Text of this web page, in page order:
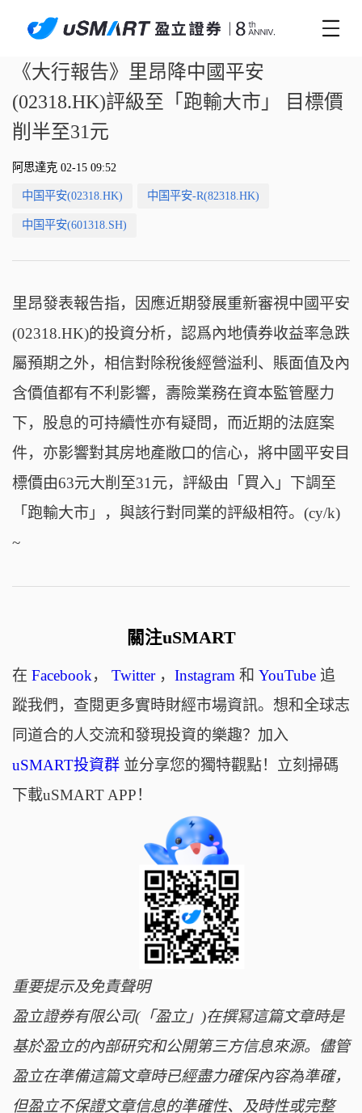
《大行報告》里昂降中國平安
(02318.HK)評級至「跑輸大市」 目標價
削半至31元
阿思達克 02-15 09:52
中国平安(02318.HK) 中国平安-R(82318.HK)
中国平安(601318.SH)
里昂發表報告指，因應近期發展重新審視中國平安
(02318.HK)的投資分析，認爲內地債券收益率急跌
屬預期之外，相信對除稅後經營溢利、賬面值及內
含價值都有不利影響，壽險業務在資本監管壓力
下，股息的可持續性亦有疑問，而近期的法庭案
件，亦影響對其房地產敞口的信心，將中國平安目
標價由63元大削至31元，評級由「買入」下調至
「跑輸大市」，與該行對同業的評級相符。(cy/k)
~
關注uSMART
在 Facebook， Twitter， Instagram 和 YouTube追
蹤我們，查閱更多實時財經市場資訊。想和全球志
同道合的人交流和發現投資的樂趣？加入
uSMART投資群並分享您的獨特觀點！立刻掃碼
下載uSMART APP！
重要提示及免責聲明
盈立證券有限公司(「盈立」)在撰冩這篇文章時是
基於盈立的內部研究和公開第三方信息來源。儘管
盈立在準備這篇文章時已經盡力確保內容為準確，
但盈立不保證文章信息的準確性、及時性或完整